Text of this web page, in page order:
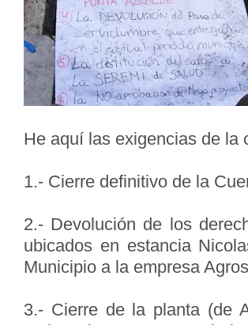
He aquí las exigencias de la
1.- Cierre definitivo de la
2.- Devolución de los
ubicados en estancia
Municipio a la empresa
3.- Cierre de la planta (de